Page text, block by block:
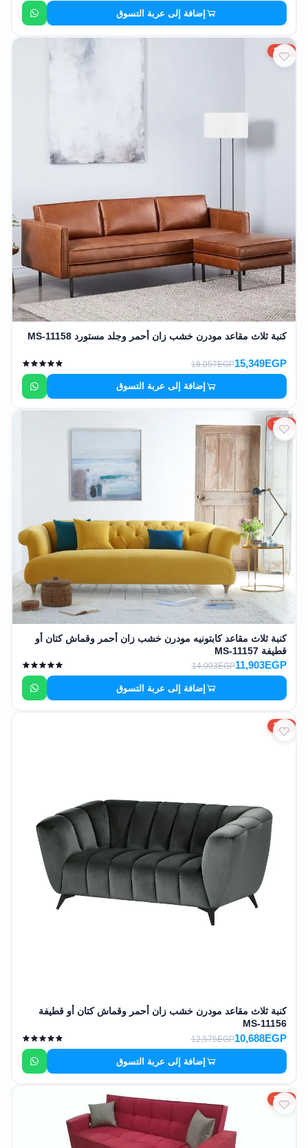
إضافة إلى عربة التسوق
15%
كنبة ثلاث مقاعد مودرن خشب زان أحمر وجلد مستورد MS-11158
15,349EGP
18,057EGP
إضافة إلى عربة التسوق
15%
كنبة ثلاث مقاعد كابتونيه مودرن خشب زان أحمر وقماش كتان أو
قطيفة MS-11157
11,903EGP
14,003EGP
إضافة إلى عربة التسوق
15%
كنبة ثلاث مقاعد مودرن خشب زان أحمر وقماش كتان أو قطيفة
MS-11156
10,688EGP
12,575EGP
إضافة إلى عربة التسوق
15%